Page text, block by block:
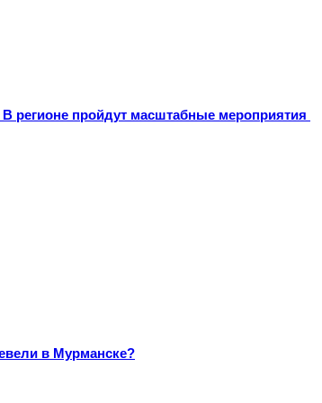
регионе пройдут масштабные мероприятия
в Мурманске?